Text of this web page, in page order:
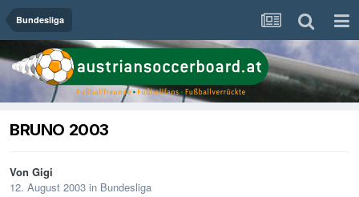
Bundesliga
BRUNO 2003
Von Gigi
12. August 2003 in Bundesliga